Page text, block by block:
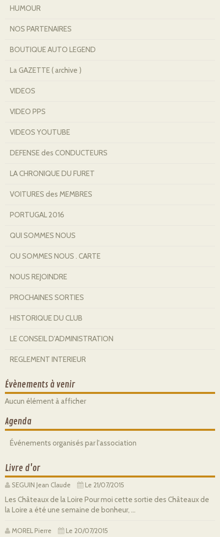
HUMOUR
NOS PARTENAIRES
BOUTIQUE AUTO LEGEND
La GAZETTE ( archive )
VIDEOS
VIDEO PPS
VIDEOS YOUTUBE
DEFENSE des CONDUCTEURS
LA CHRONIQUE DU FURET
VOITURES des MEMBRES
PORTUGAL 2016
QUI SOMMES NOUS
OU SOMMES NOUS . CARTE
NOUS REJOINDRE
PROCHAINES SORTIES
HISTORIQUE DU CLUB
LE CONSEIL D'ADMINISTRATION
REGLEMENT INTERIEUR
Évènements à venir
Aucun élément à afficher
Agenda
Événements organisés par l'association
Livre d'or
SEGUIN Jean Claude Le 21/07/2015
Les Châteaux de la Loire Pour moi cette sortie des Châteaux de
la Loire a été une semaine de bonheur, ...
MOREL Pierre Le 20/07/2015